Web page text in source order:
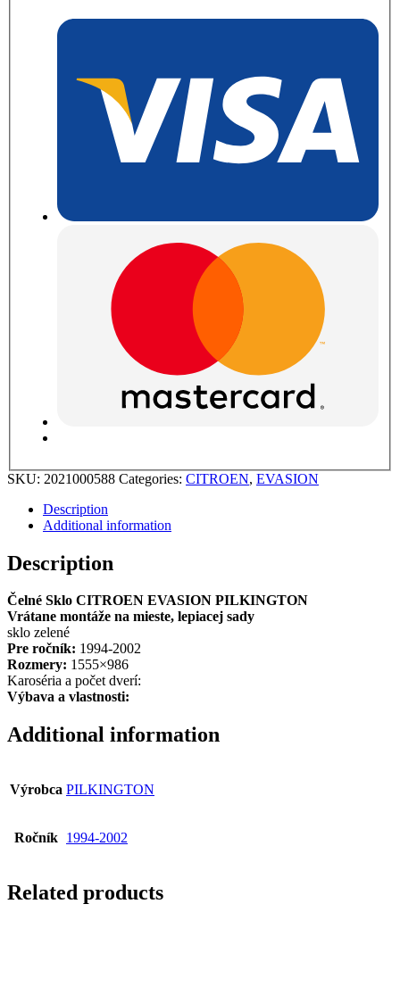
SKU: 2021000588 Categories: CITROEN, EVASION
Description
Additional information
Description
Čelné Sklo CITROEN EVASION PILKINGTON
Vrátane montáže na mieste, lepiacej sady
sklo zelené
Pre ročník: 1994-2002
Rozmery: 1555×986
Karoséria a počet dverí:
Výbava a vlastnosti:
Additional information
Výrobca PILKINGTON
Ročník 1994-2002
Related products